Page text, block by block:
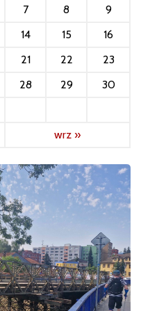
7 8
9
14 15
16
21 22
23
28 29
30
wrz »